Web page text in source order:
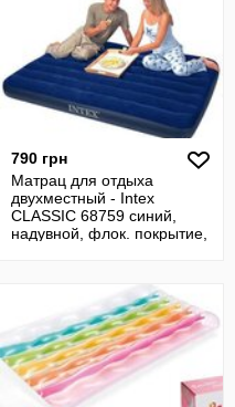
790 грн
Матрац для отдыха
двухместный - Intex
CLASSIC 68759 синий,
надувной, флок. покрытие,